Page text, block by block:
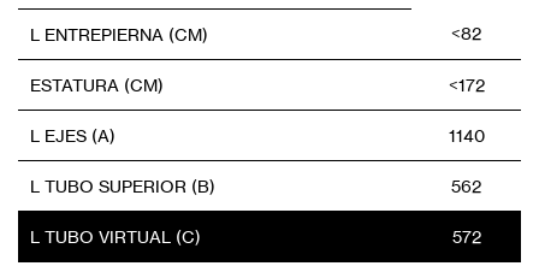
L ENTREPIERNA (CM) <82
ESTATURA (CM) <172
L EJES (A) 1140
L TUBO SUPERIOR (B) 562
L TUBO VIRTUAL (C) 572